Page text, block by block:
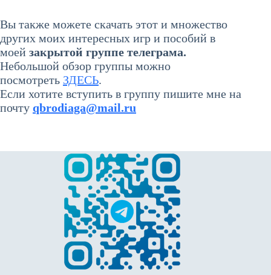
Вы также можете скачать этот и множество
других моих интересных игр и пособий в
моей закрытой группе телеграма.
Небольшой обзор группы можно
посмотреть ЗДЕСЬ.
Если хотите вступить в группу пишите мне на
почту qbrodiaga@mail.ru